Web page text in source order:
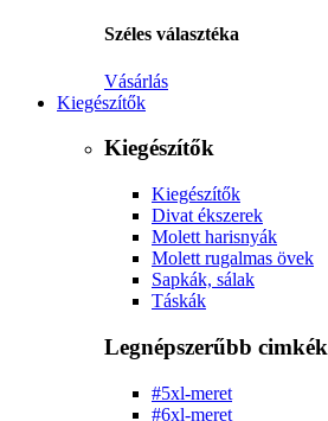
Széles választéka
Vásárlás
Kiegészítők
Kiegészítők
Kiegészítők
Divat ékszerek
Molett harisnyák
Molett rugalmas övek
Sapkák, sálak
Táskák
Legnépszerűbb cimkék
#5xl-meret
#6xl-meret